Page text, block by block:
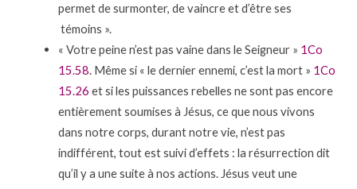
permet de surmonter, de vaincre et d’être ses
témoins ».
« Votre peine n’est pas vaine dans le Seigneur » 1Co
15.58. Même si « le dernier ennemi, c’est la mort » 1Co
15.26 et si les puissances rebelles ne sont pas encore
entièrement soumises à Jésus, ce que nous vivons
dans notre corps, durant notre vie, n’est pas
indifférent, tout est suivi d’effets : la résurrection dit
qu’il y a une suite à nos actions. Jésus veut une